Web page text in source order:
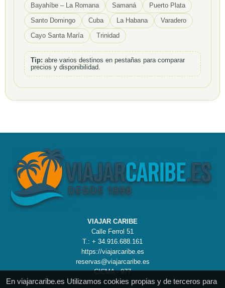
En viajarcaribe.es Utilizamos cookies propias y de terceros para
Bayahíbe – La Romana
Samaná
Puerto Plata
Santo Domingo
Cuba La Habana
Varadero
Cayo Santa María
Trinidad
Tip: abre varios destinos en pestañas para comparar
precios y disponibilidad.
VIAJAR CARIBE
Calle Ferrol 51
T.: + 34.916.688.161
https://viajarcaribe.es
reservas@viajarcaribe.es
CICMA - 977